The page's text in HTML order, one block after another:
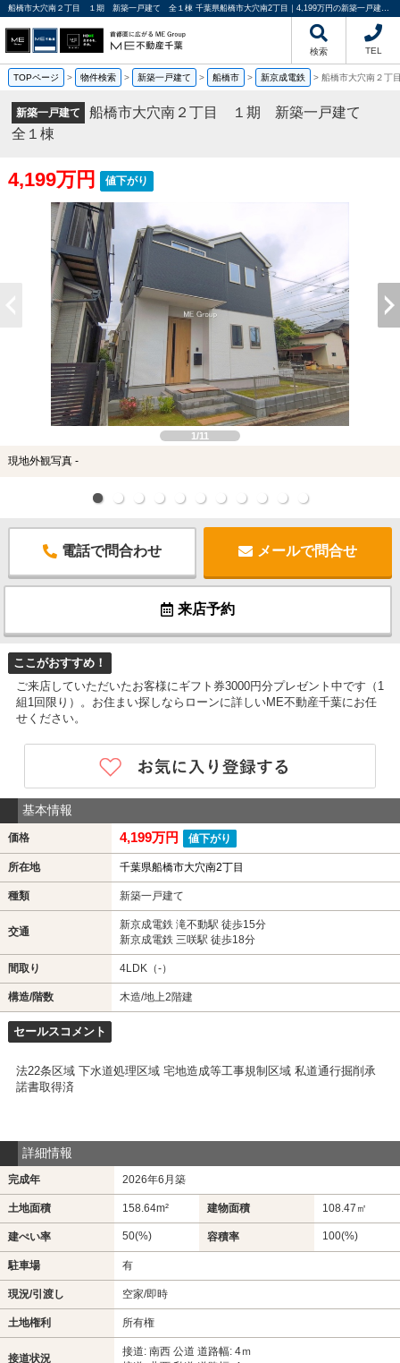
船橋市大穴南２丁目 １期 新築一戸建て 全１棟 千葉県船橋市大穴南2丁目｜4,199万円の新築一戸建て｜分譲住宅や新築物件｜ME不動産千葉
検索 TEL
TOPページ > 物件検索 > 新築一戸建て > 船橋市 > 新京成電鉄 > 船橋市大穴南２
新築一戸建て
船橋市大穴南２丁目 １期 新築一戸建て
全１棟
4,199万円 値下がり
1/11
現地外観写真 -
電話で問合わせ メールで問合せ
来店予約
ここがおすすめ！
ご来店していただいたお客様にギフト券3000円分プレゼント中です（1
組1回限り）。お住まい探しならローンに詳しいME不動産千葉にお任
せください。
基本情報
価格 4,199万円 値下がり
所在地 千葉県船橋市大穴南2丁目
種類 新築一戸建て
交通
新京成電鉄 滝不動駅 徒歩15分
新京成電鉄 三咲駅 徒歩18分
間取り 4LDK（-）
構造/階数 木造/地上2階建
セールスコメント
法22条区域 下水道処理区域 宅地造成等工事規制区域 私道通行掘削承
諾書取得済
詳細情報
完成年 2026年6月築
土地面積 158.64m² 建物面積 108.47㎡
建ぺい率 50(%) 容積率 100(%)
駐車場 有
現況/引渡し 空家/即時
土地権利 所有権
接道状況
接道: 南西 公道 道路幅: 4ｍ